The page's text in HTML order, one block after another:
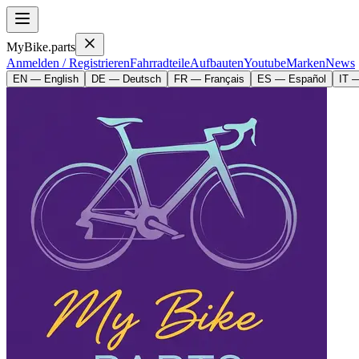
MyBike.parts
Anmelden / RegistrierenFahrradteileAufbautenYoutubeMarkenNews
EN — English DE — Deutsch FR — Français ES — Español IT